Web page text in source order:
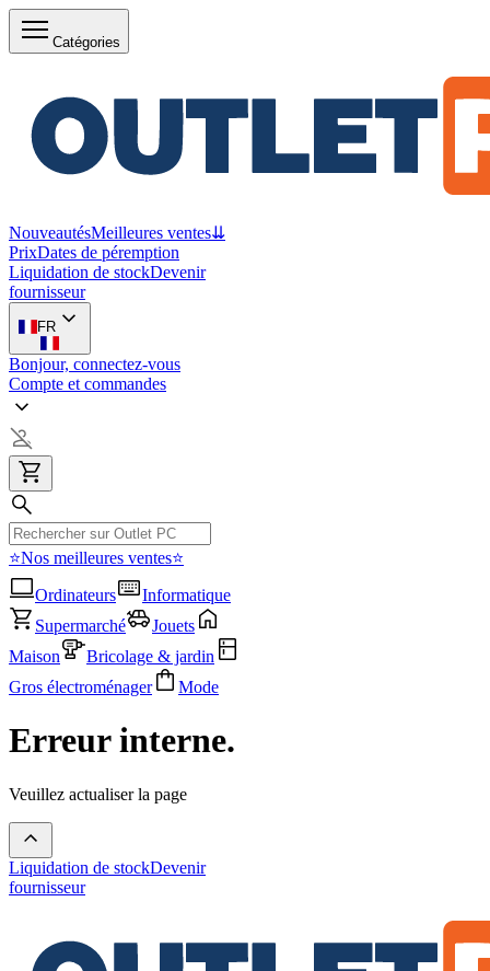
Catégories
NouveautésMeilleures ventes⇊
PrixDates de péremption
Liquidation de stockDevenir
fournisseur
FR
Bonjour, connectez-vous
Compte et commandes
⭐Nos meilleures ventes⭐
Ordinateurs
Informatique
Supermarché
Jouets
Maison
Bricolage & jardin
Gros électroménager
Mode
Erreur interne.
Veuillez actualiser la page
Liquidation de stockDevenir
fournisseur